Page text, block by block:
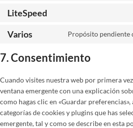
LiteSpeed
Varios Propósito pendiente
7. Consentimiento
Cuando visites nuestra web por primera
ventana emergente con una explicación
como hagas clic en «Guardar preferencias»,
categorías de cookies y plugins que has
emergente, tal y como se describe en esta